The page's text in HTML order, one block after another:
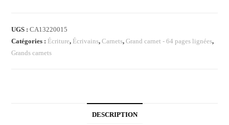
UGS :CA13220015
Catégories : Écriture, Écrivains,Carnets,Grand carnet - 64 pages lignées,
Grands carnets
DESCRIPTION